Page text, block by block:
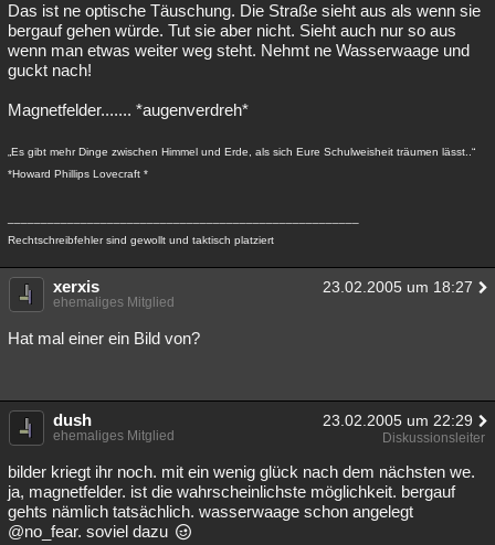
Das ist ne optische Täuschung. Die Straße sieht aus als wenn sie
bergauf gehen würde. Tut sie aber nicht. Sieht auch nur so aus
wenn man etwas weiter weg steht. Nehmt ne Wasserwaage und
guckt nach!
Magnetfelder....... *augenverdreh*
„Es gibt mehr Dinge zwischen Himmel und Erde, als sich Eure Schulweisheit träumen lässt..“
*Howard Phillips Lovecraft *
Rechtschreibfehler sind gewollt und taktisch platziert
xerxis 23.02.2005 um 18:27
ehemaliges Mitglied
Hat mal einer ein Bild von?
dush 23.02.2005 um 22:29
ehemaliges Mitglied Diskussionsleiter
bilder kriegt ihr noch. mit ein wenig glück nach dem nächsten we.
ja, magnetfelder. ist die wahrscheinlichste möglichkeit. bergauf
gehts nämlich tatsächlich. wasserwaage schon angelegt
@no_fear. soviel dazu